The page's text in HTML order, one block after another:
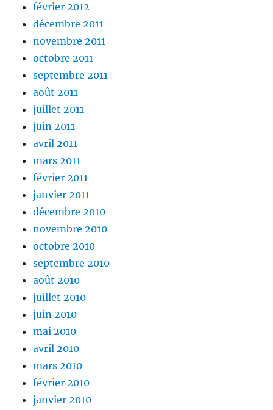
février 2012
décembre 2011
novembre 2011
octobre 2011
septembre 2011
août 2011
juillet 2011
juin 2011
avril 2011
mars 2011
février 2011
janvier 2011
décembre 2010
novembre 2010
octobre 2010
septembre 2010
août 2010
juillet 2010
juin 2010
mai 2010
avril 2010
mars 2010
février 2010
janvier 2010